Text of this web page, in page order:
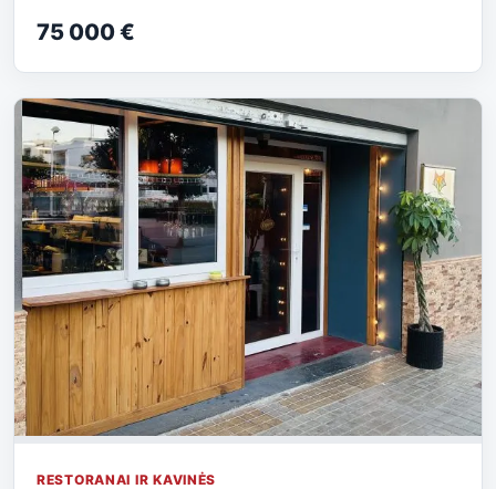
75 000 €
RESTORANAI IR KAVINĖS